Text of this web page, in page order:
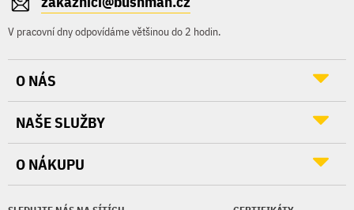
V pracovní dny odpovídáme většinou do 2 hodin.
O NÁS
NAŠE SLUŽBY
O NÁKUPU